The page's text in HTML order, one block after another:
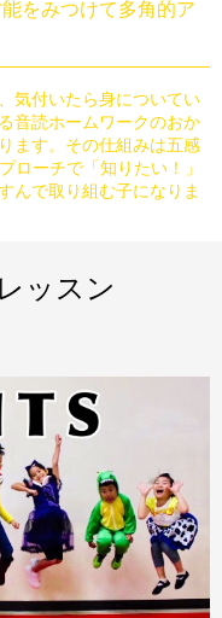
をみつけて多角的ア
気付いたら身についてい
音読ホームワークのおか
ます。 その仕組みは五感
ローチで「知りたい！」
んで取り組む子になりま
ッスン